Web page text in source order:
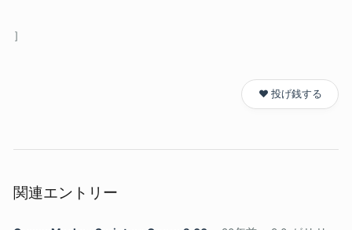
❤️ 投げ銭する
関連エントリー